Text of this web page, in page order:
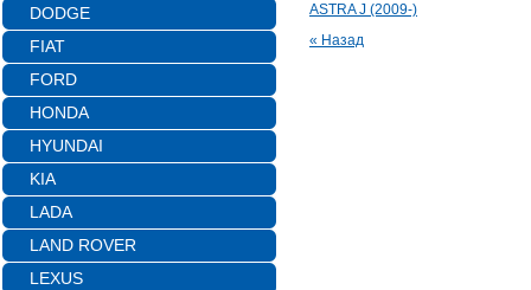
ASTRA J (2009-)
« Назад
DODGE
FIAT
FORD
HONDA
HYUNDAI
KIA
LADA
LAND ROVER
LEXUS